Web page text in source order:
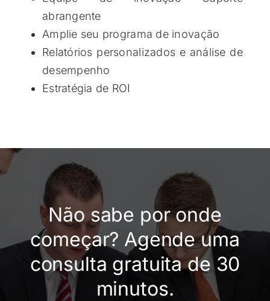
abrangente
Amplie seu programa de inovação
Relatórios personalizados e análise de
desempenho
Estratégia de ROI
Não sabe por onde
começar? Agende uma
consulta gratuita de 30
minutos.